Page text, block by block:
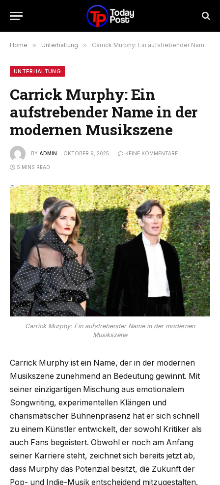
Home » Unterhaltung » Carrick Murphy: Ein aufstrebender Name in der modernen Musikszene
UNTERHALTUNG
Carrick Murphy: Ein
aufstrebender Name in der
modernen Musikszene
BY ADMIN OKTOBER 9, 2025 KEINE KOMMENTARE
5 MINS READ
Carrick Murphy: Ein aufstrebender Name in der modernen
Musikszene
Carrick Murphy ist ein Name, der in der modernen
Musikszene zunehmend an Bedeutung gewinnt. Mit
seiner einzigartigen Mischung aus emotionalem
Songwriting, experimentellen Klängen und
charismatischer Bühnenpräsenz hat er sich schnell
zu einem Künstler entwickelt, der sowohl Kritiker als
auch Fans begeistert. Obwohl er noch am Anfang
seiner Karriere steht, zeichnet sich bereits jetzt ab,
dass Murphy das Potenzial besitzt, die Zukunft der
Pop- und Indie-Musik entscheidend mitzugestalten.